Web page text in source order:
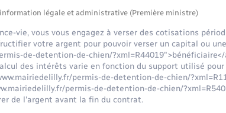
légale et administrative (Première ministre)
vie, vous vous engagez à verser des cotisations
votre argent pour pouvoir verser un capital ou
de-detention-de-chien/
des intérêts varie en fonction du support utilisé
permis-de-detention-de-chien/
permis-de-detention-de-chien/
de l'argent avant la fin du contrat.